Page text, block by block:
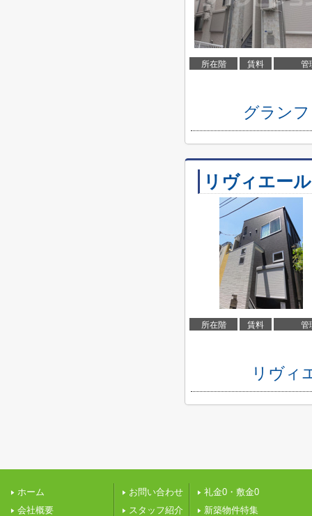
所在階 賃料 管
グラン
リヴィエー
所在階 賃料 管
リヴィ
ホーム
会社概要
お問い合わせ
スタッフ紹介
礼金0・敷金0
新築物件特集